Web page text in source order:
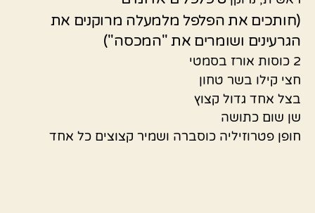
(חותכים את הפלפל מלמעלה מרוקנים את
הגרעינים ושומרים את "המכסה")
2 כוסות אורז בסמטי
חצי קילו בשר טחון
בצל אחד גדול קצוץ
שן שום כתושה
חופן פטרוזיליה כוסברה ושמיר קצוצים כל אחד